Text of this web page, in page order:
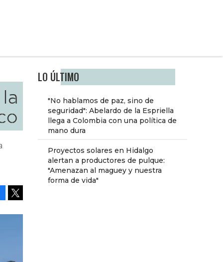
LO ÚLTIMO
"No hablamos de paz, sino de
seguridad": Abelardo de la Espriella
llega a Colombia con una política de
mano dura
Proyectos solares en Hidalgo
alertan a productores de pulque:
"Amenazan al maguey y nuestra
forma de vida"